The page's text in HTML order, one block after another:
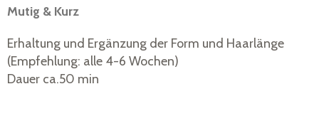
Mutig & Kurz
Erhaltung und Ergänzung der Form und Haarlänge
(Empfehlung: alle 4-6 Wochen)
Dauer ca.50 min